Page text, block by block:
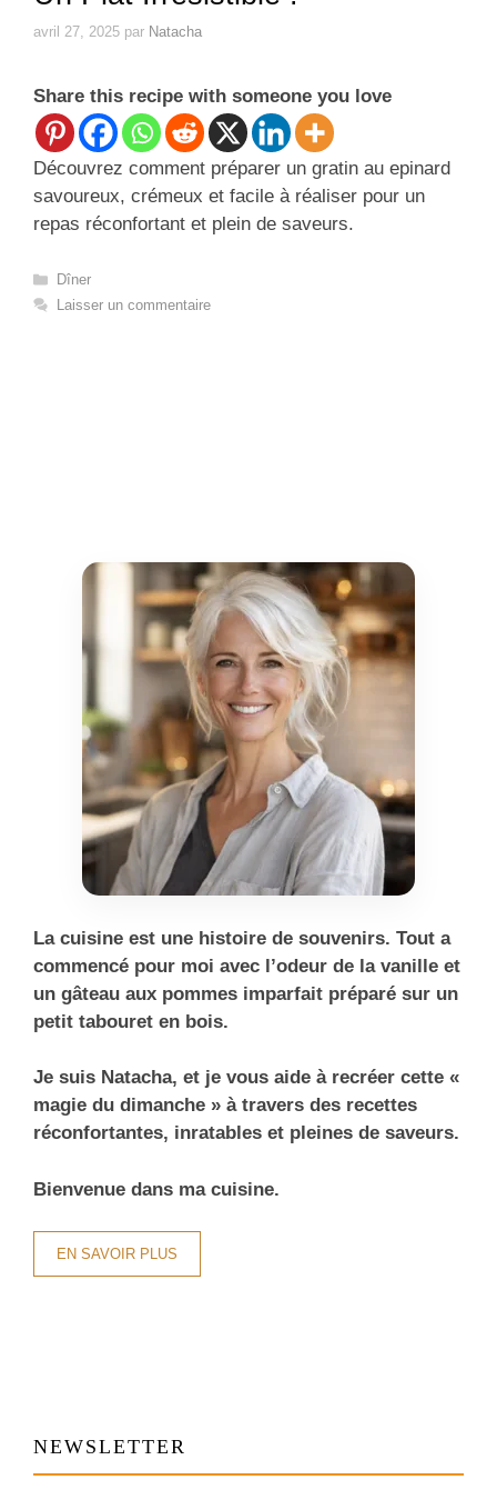
avril 27, 2025 par Natacha
Share this recipe with someone you love
Découvrez comment préparer un gratin au epinard
savoureux, crémeux et facile à réaliser pour un
repas réconfortant et plein de saveurs.
Catégories
Dîner
Laisser un commentaire
La cuisine est une histoire de souvenirs. Tout a
commencé pour moi avec l’odeur de la vanille et
un gâteau aux pommes imparfait préparé sur un
petit tabouret en bois.
Je suis Natacha, et je vous aide à recréer cette «
magie du dimanche » à travers des recettes
réconfortantes, inratables et pleines de saveurs.
Bienvenue dans ma cuisine.
EN SAVOIR PLUS
NEWSLETTER